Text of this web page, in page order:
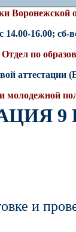
Воронежской
14.00-16.00; сб-
Отдел по
аттестации
молодежной
9
и